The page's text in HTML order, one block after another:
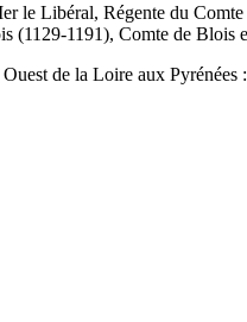
le Libéral, Régente du
(1129-1191), Comte de Blois
de la Loire aux Pyrénées :